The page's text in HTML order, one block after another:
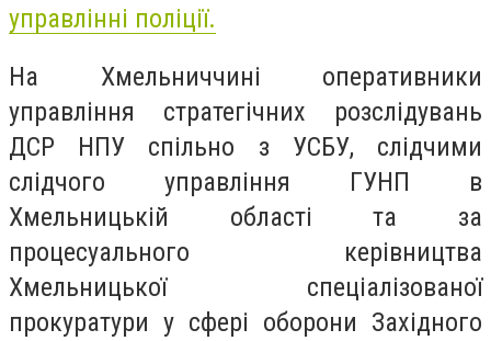
управлінні поліції.
На Хмельниччині оперативники
управління стратегічних розслідувань
ДСР НПУ спільно з УСБУ, слідчими
слідчого управління ГУНП в
Хмельницькій області та за
процесуального керівництва
Хмельницької спеціалізованої
прокуратури у сфері оборони Західного